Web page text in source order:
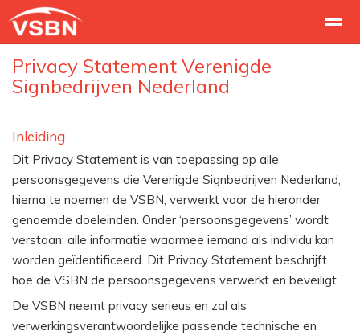
Sign-cao Over VSBN Lid worden
Home
Privacy Statement Verenigde
Signbedrijven Nederland
Inleiding
Dit Privacy Statement is van toepassing op alle
persoonsgegevens die Verenigde Signbedrijven Nederland,
hierna te noemen de VSBN, verwerkt voor de hieronder
genoemde doeleinden. Onder ‘persoonsgegevens’ wordt
verstaan: alle informatie waarmee iemand als individu kan
worden geïdentificeerd. Dit Privacy Statement beschrijft
hoe de VSBN de persoonsgegevens verwerkt en beveiligt.
De VSBN neemt privacy serieus en zal als
verwerkingsverantwoordelijke passende technische en